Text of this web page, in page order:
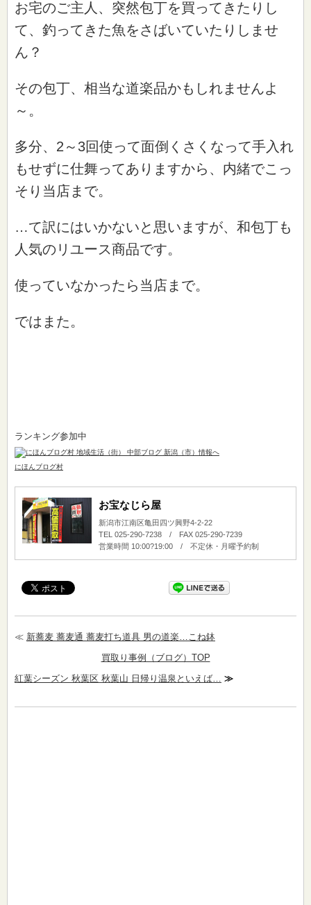
お宅のご主人、突然包丁を買ってきたりし
て、釣ってきた魚をさばいていたりしませ
ん？
その包丁、相当な道楽品かもしれませんよ
～。
多分、2～3回使って面倒くさくなって手入れ
もせずに仕舞ってありますから、内緒でこっ
そり当店まで。
…て訳にはいかないと思いますが、和包丁も
人気のリユース商品です。
使っていなかったら当店まで。
ではまた。
ランキング参加中
にほんブログ村
お宝なじら屋
新潟市江南区亀田四ツ興野4-2-22
TEL 025-290-7238 / FAX 025-290-7239
営業時間 10:00?19:00 / 不定休・月曜予約制
≪ 新蕎麦 蕎麦通 蕎麦打ち道具 男の道楽…こね鉢
買取り事例（ブログ）TOP
紅葉シーズン 秋葉区 秋葉山 日帰り温泉といえば…
≫